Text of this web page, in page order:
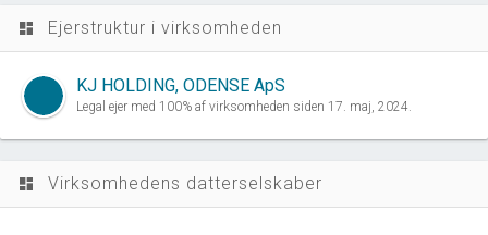
dashboard Ejerstruktur i virksomheden
KJ HOLDING, ODENSE ApS
Legal ejer med 100% af virksomheden siden 17. maj, 2024.
dashboard Virksomhedens datterselskaber